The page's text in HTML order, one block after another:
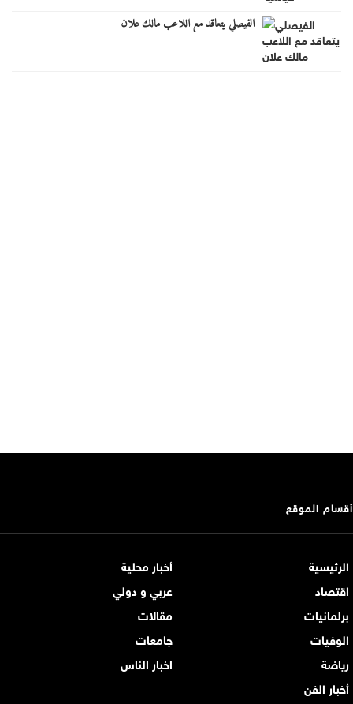
الفيصلي يتعاقد مع اللاعب مالك علان
أقسام الموقع
الرئيسية
أخبار محلية
اقتصاد
عربي و دولي
برلمانيات
مقالات
الوفيات
جامعات
رياضة
اخبار الناس
أخبار الفن